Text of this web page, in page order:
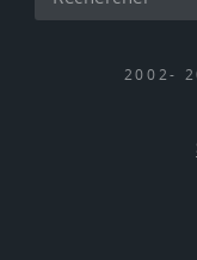
2002-